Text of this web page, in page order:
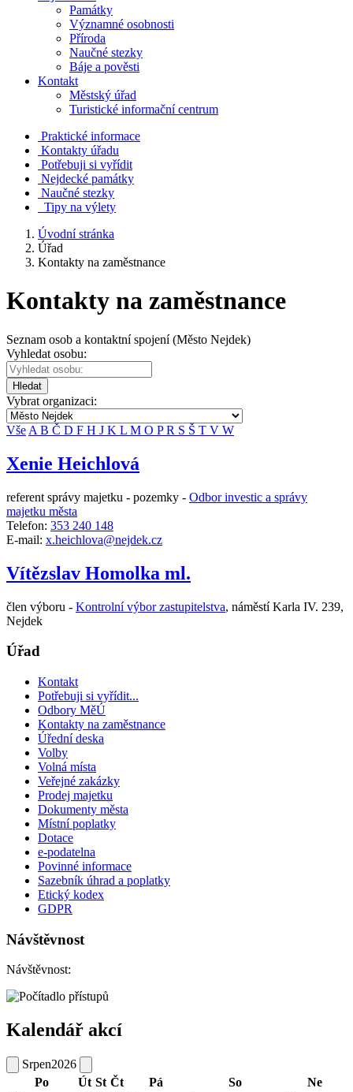
Památky
Významné osobnosti
Příroda
Naučné stezky
Báje a pověsti
Kontakt
Městský úřad
Turistické informační centrum
Praktické informace
Kontakty úřadu
Potřebuji si vyřídit
Nejdecké památky
Naučné stezky
Tipy na výlety
Úvodní stránka
Úřad
Kontakty na zaměstnance
Kontakty na zaměstnance
Seznam osob a kontaktní spojení (Město Nejdek)
Vyhledat osobu:
Hledat
Vybrat organizaci:
Vše A B Č D F H J K L M O PR S Š T V W
Xenie Heichlová
referent správy majetku - pozemky - Odbor investic a správy
majetku města
Telefon: 353 240 148
E-mail: x.heichlova@nejdek.cz
Vítězslav Homolka ml.
člen výboru - Kontrolní výbor zastupitelstva, náměstí Karla IV. 239,
Nejdek
Úřad
Kontakt
Potřebuji si vyřídit...
Odbory MěÚ
Kontakty na zaměstnance
Úřední deska
Volby
Volná místa
Veřejné zakázky
Prodej majetku
Dokumenty města
Místní poplatky
Dotace
e-podatelna
Povinné informace
Sazebník úhrad a poplatky
Etický kodex
GDPR
Návštěvnost
Návštěvnost:
Kalendář akcí
Srpen2026
Po
Út St Čt Pá So
Ne